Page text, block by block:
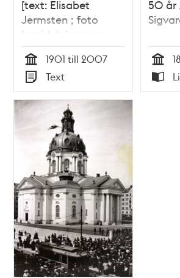
[text: Elisabet
Jermsten ; foto
Ingrid Johansson,
Göran Fredriksson]
Tid
1901 till 2007
Typ
Text
50 år
Tid
Typ